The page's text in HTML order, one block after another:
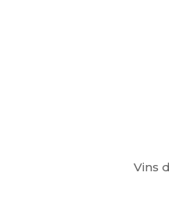
Vins